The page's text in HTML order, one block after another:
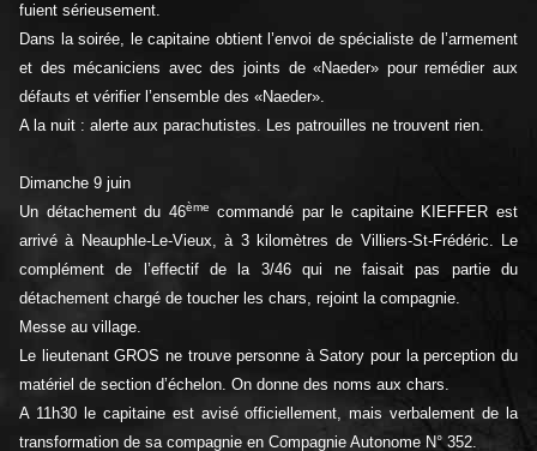
fuient sérieusement.
Dans la soirée, le capitaine obtient l’envoi de spécialiste de l’armement
et des mécaniciens avec des joints de «Naeder» pour remédier aux
défauts et vérifier l’ensemble des «Naeder».
A la nuit : alerte aux parachutistes. Les patrouilles ne trouvent rien.
Dimanche 9 juin
Un détachement du 46ème
commandé par le capitaine KIEFFER est
arrivé à Neauphle-Le-Vieux, à 3 kilomètres de Villiers-St-Frédéric. Le
complément de l’effectif de la 3/46 qui ne faisait pas partie du
détachement chargé de toucher les chars, rejoint la compagnie.
Messe au village.
Le lieutenant GROS ne trouve personne à Satory pour la perception du
matériel de section d’échelon. On donne des noms aux chars.
A 11h30 le capitaine est avisé officiellement, mais verbalement de la
transformation de sa compagnie en Compagnie Autonome N° 352.